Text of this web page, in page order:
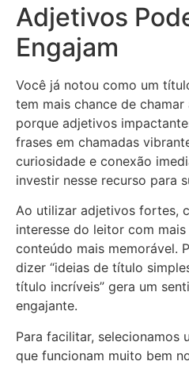
Adjetivos
Engajam
Você já notou como um
tem mais chance de
porque adjetivos
frases em chamadas
curiosidade e conexão
investir nesse recurso para
Ao utilizar adjetivos fortes,
interesse do leitor com
conteúdo mais memorável.
dizer “ideias de título
título incríveis” gera um
engajante.
Para facilitar, selecionamos
que funcionam muito bem